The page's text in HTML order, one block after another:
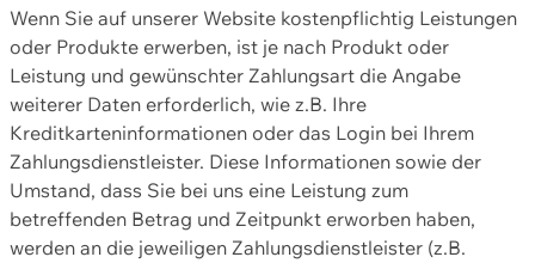
Wenn Sie auf unserer Website kostenpflichtig Leistungen
oder Produkte erwerben, ist je nach Produkt oder
Leistung und gewünschter Zahlungsart die Angabe
weiterer Daten erforderlich, wie z.B. Ihre
Kreditkarteninformationen oder das Login bei Ihrem
Zahlungsdienstleister. Diese Informationen sowie der
Umstand, dass Sie bei uns eine Leistung zum
betreffenden Betrag und Zeitpunkt erworben haben,
werden an die jeweiligen Zahlungsdienstleister (z.B.